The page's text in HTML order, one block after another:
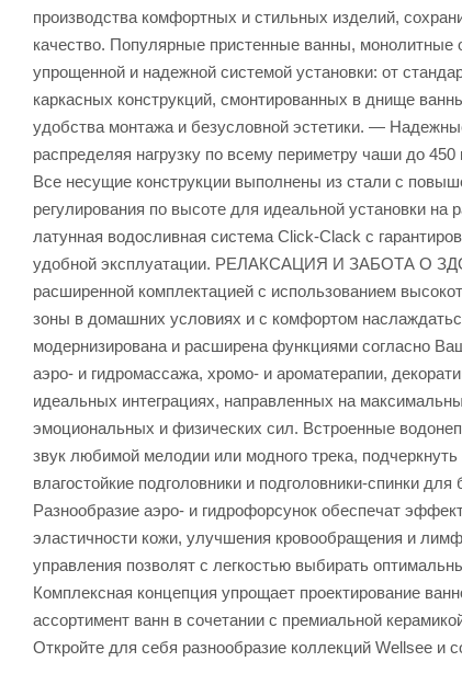
производства комфортных и стильных изделий,
качество. Популярные пристенные ванны,
упрощенной и надежной системой установки: от
каркасных конструкций, смонтированных в днище
удобства монтажа и безусловной эстетики. —
распределяя нагрузку по всему периметру чаши до
Все несущие конструкции выполнены из стали с
регулирования по высоте для идеальной установки
латунная водосливная система Click-Clack с
удобной эксплуатации. РЕЛАКСАЦИЯ И ЗАБОТА О
расширенной комплектацией с использованием
зоны в домашних условиях и с комфортом
модернизирована и расширена функциями согласно
аэро- и гидромассажа, хромо- и ароматерапии,
идеальных интеграциях, направленных на
эмоциональных и физических сил. Встроенные
звук любимой мелодии или модного трека,
влагостойкие подголовники и подголовники-спинки
Разнообразие аэро- и гидрофорсунок обеспечат
эластичности кожи, улучшения кровообращения и
управления позволят с легкостью выбирать
Комплексная концепция упрощает проектирование
ассортимент ванн в сочетании с премиальной
Откройте для себя разнообразие коллекций Wellsee и